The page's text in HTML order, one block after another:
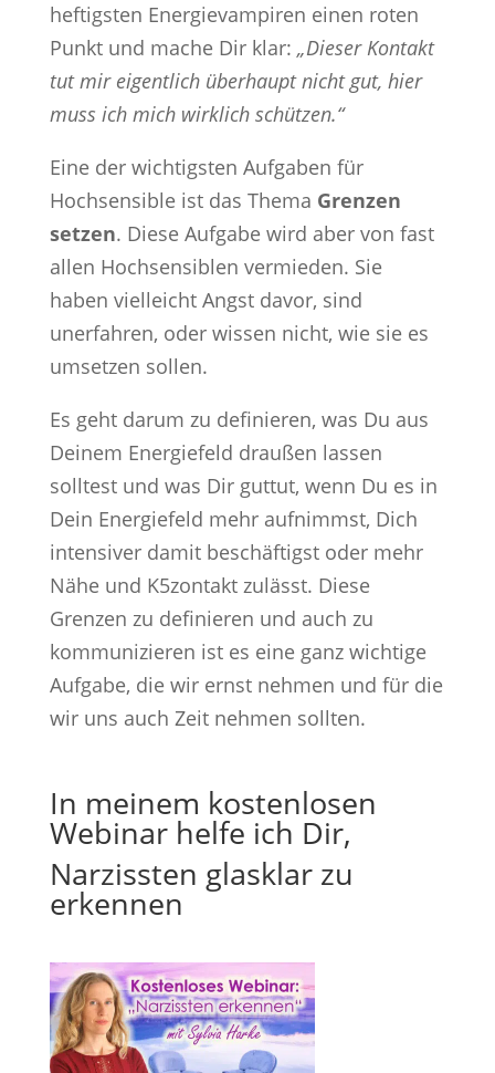
heftigsten Energievampiren einen roten
Punkt und mache Dir klar: „Dieser Kontakt
tut mir eigentlich überhaupt nicht gut, hier
muss ich mich wirklich schützen.“
Eine der wichtigsten Aufgaben für
Hochsensible ist das Thema Grenzen
setzen. Diese Aufgabe wird aber von fast
allen Hochsensiblen vermieden. Sie
haben vielleicht Angst davor, sind
unerfahren, oder wissen nicht, wie sie es
umsetzen sollen.
Es geht darum zu definieren, was Du aus
Deinem Energiefeld draußen lassen
solltest und was Dir guttut, wenn Du es in
Dein Energiefeld mehr aufnimmst, Dich
intensiver damit beschäftigst oder mehr
Nähe und K5zontakt zulässt. Diese
Grenzen zu definieren und auch zu
kommunizieren ist es eine ganz wichtige
Aufgabe, die wir ernst nehmen und für die
wir uns auch Zeit nehmen sollten.
In meinem kostenlosen
Webinar helfe ich Dir,
Narzissten glasklar zu
erkennen